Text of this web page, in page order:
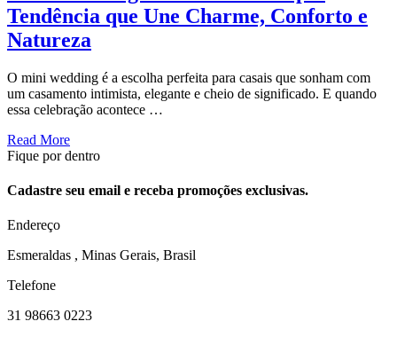
Tendência que Une Charme, Conforto e
Natureza
O mini wedding é a escolha perfeita para casais que sonham com
um casamento intimista, elegante e cheio de significado. E quando
essa celebração acontece …
Read More
Fique por dentro
Cadastre seu email e receba promoções exclusivas.
Endereço
Esmeraldas , Minas Gerais, Brasil
Telefone
31 98663 0223